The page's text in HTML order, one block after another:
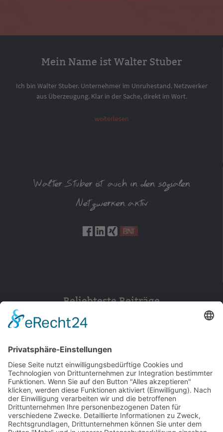
Mein Name ist Walter Stuber
Ich bin Walter Stuber. Unternehmer im Unruhestand. Netzwerker
aus Überzeugung. Klar in der Sache, direkt im Wort.
weiterlesen
Walter Stuber ist auch in den sozialen
Netzwerken aktiv
Beliebteste Beiträge
154